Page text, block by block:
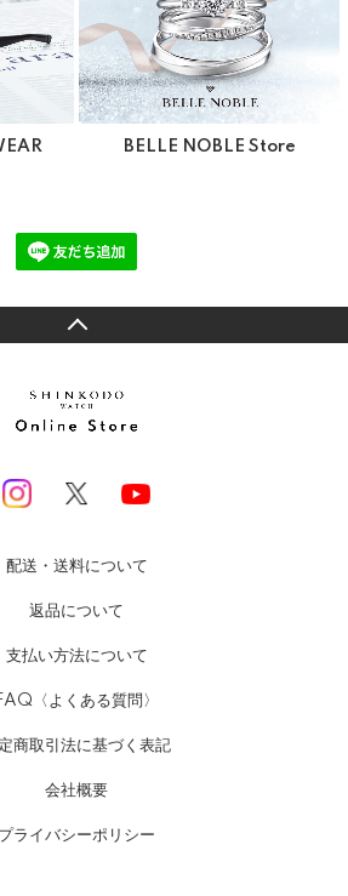
BELLE NOBLE Store
配送・送料について
返品について
支払い方法について
〈よくある質問〉
商取引法に基づく表記
会社概要
プライバシーポリシー